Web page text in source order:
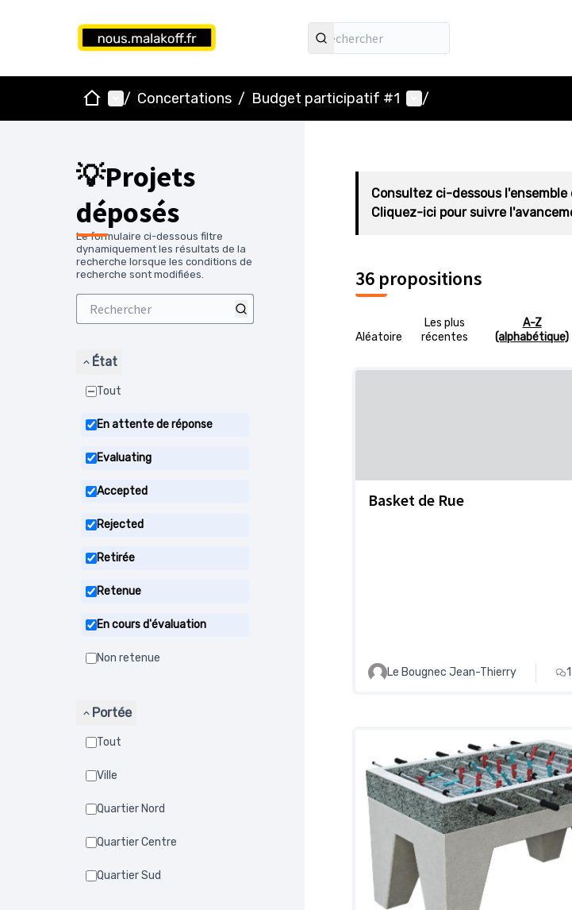
AccueilMenu principal
/ Concertations / Budget participatif #1 Menu utilisateur
/
💡Projets
déposés
Le formulaire ci-dessous filtre
dynamiquement les résultats de la
recherche lorsque les conditions de
recherche sont modifiées.
État
Tout
En attente de réponse
Evaluating
Accepted
Rejected
Retirée
Retenue
En cours d'évaluation
Non retenue
Portée
Tout
Ville
Quartier Nord
Quartier Centre
Quartier Sud
Consultez ci-dessous l'ensemble
Cliquez-ici pour suivre
36 propositions
Aléatoire
Les plus
récentes
A-Z
(alphabétique)
Basket de Rue
Le Bougnec Jean-Thierry 1